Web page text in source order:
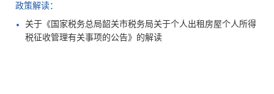
政策解读：
关于《国家税务总局韶关市税务局关于个人出租房屋个人所得
税征收管理有关事项的公告》的解读